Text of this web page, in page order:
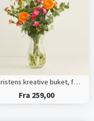
Floristens kreative buket, flerfarvet
Fra 259,00